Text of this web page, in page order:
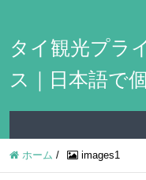
タイ観光プラ
ス｜日本語で
ホーム / images1